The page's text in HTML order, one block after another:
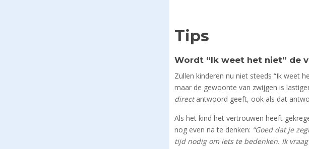
Tips
Wordt “Ik weet het niet” de
Zullen kinderen nu niet steeds “Ik weet
maar de gewoonte van zwijgen is
directantwoord geeft, ook als dat
Als het kind het vertrouwen heeft
nog even na te denken: “Goed dat je
tijd nodig om iets te bedenken. Ik